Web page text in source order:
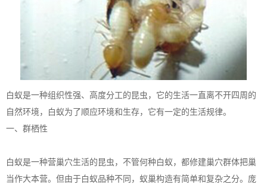
白蚁是一种组织性强、高度分工的昆虫，它的生活一直离不开四周的
自然环境，白蚁为了顺应环境和生存，它有一定的生活规律。
一、群栖性
白蚁是一种营巢穴生活的昆虫，不管何种白蚁，都修建巢穴群体把巢
当作大本营。但由于白蚁品种不同，蚁巢构造有简单和复杂之分。庞